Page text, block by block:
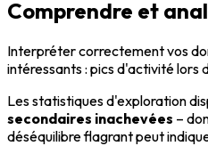
Comprendre et
Interpréter correctement vos
intéressants : pics d'activité lors
Les statistiques d'exploration
secondaires inachevées –
déséquilibre flagrant peut